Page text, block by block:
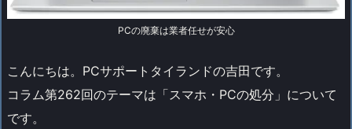
PCの廃棄は業者任せが安心
こんにちは。PCサポートタイランドの吉田です。
コラム第262回のテーマは「スマホ・PCの処分」について
です。